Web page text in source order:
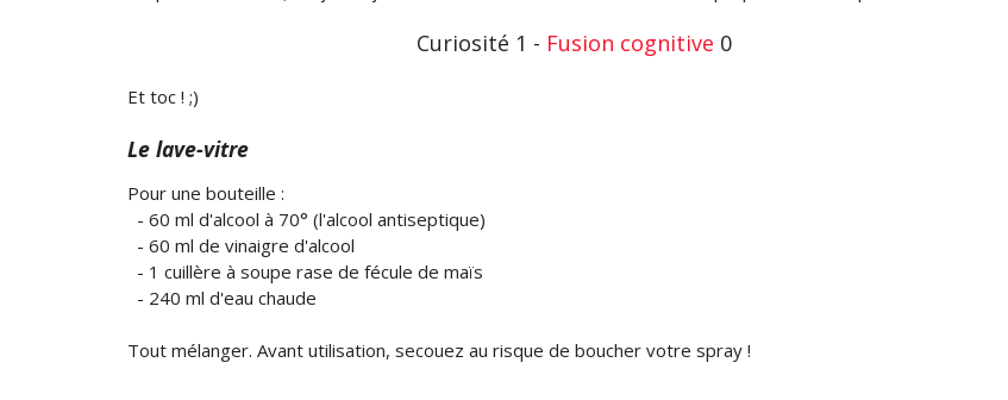
Curiosité 1 - Fusion cognitive 0
Et toc ! ;)
Le lave-vitre
Pour une bouteille :
- 60 ml d'alcool à 70° (l'alcool antiseptique)
- 60 ml de vinaigre d'alcool
- 1 cuillère à soupe rase de fécule de maïs
- 240 ml d'eau chaude
Tout mélanger. Avant utilisation, secouez au risque de boucher votre spray !